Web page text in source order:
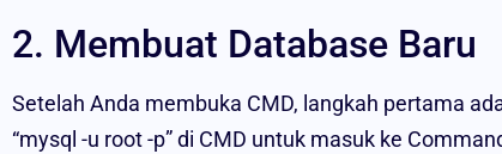
2. Membuat Database Baru
Setelah Anda membuka CMD, langkah pertama
“mysql -u root -p” di CMD untuk masuk ke